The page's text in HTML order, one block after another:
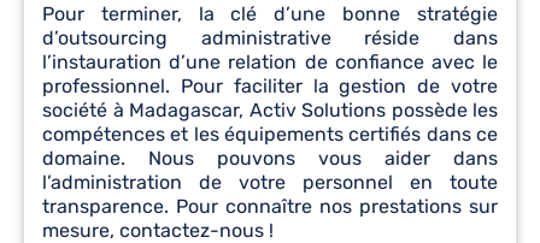
Pour terminer, la clé d’une bonne stratégie
d’outsourcing administrative réside dans
l’instauration d’une relation de confiance avec le
professionnel. Pour faciliter la gestion de votre
société à Madagascar, Activ Solutions possède les
compétences et les équipements certifiés dans ce
domaine. Nous pouvons vous aider dans
l’administration de votre personnel en toute
transparence. Pour connaître nos prestations sur
mesure, contactez-nous !